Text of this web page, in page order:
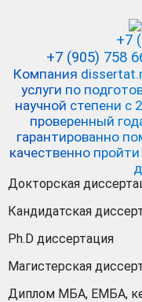
+7
+7 (905) 758
Компания
услуги по
научной степени с
проверенный
гарантированно
качественно
Докторская
Кандидатская
Ph.D диссертация
Магистерская
Диплом МБА, ЕМБА,